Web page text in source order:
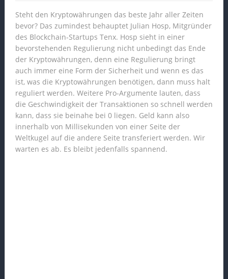
Steht den Kryptowährungen das beste Jahr aller Zeiten
bevor? Das zumindest behauptet Julian Hosp, Mitgründer
des Blockchain-Startups Tenx. Hosp sieht in einer
bevorstehenden Regulierung nicht unbedingt das Ende
der Kryptowährungen, denn eine Regulierung bringt
auch immer eine Form der Sicherheit und wenn es das
ist, was die Kryptowährungen benötigen, dann muss halt
reguliert werden. Weitere Pro-Argumente lauten, dass
die Geschwindigkeit der Transaktionen so schnell werden
kann, dass sie beinahe bei 0 liegen. Geld kann also
innerhalb von Millisekunden von einer Seite der
Weltkugel auf die andere Seite transferiert werden. Wir
warten es ab. Es bleibt jedenfalls spannend.